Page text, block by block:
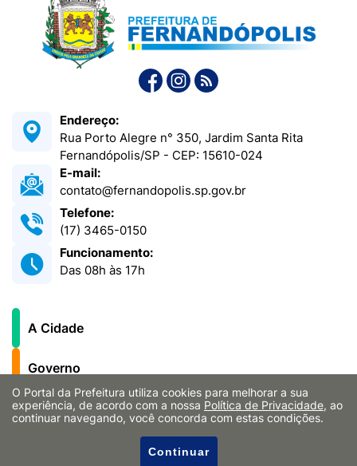
Endereço:
Rua Porto Alegre n° 350, Jardim Santa Rita
Fernandópolis/SP - CEP: 15610-024
E-mail:
contato@fernandopolis.sp.gov.br
Telefone:
(17) 3465-0150
Funcionamento:
Das 08h às 17h
A Cidade
Governo
Secretarias
O Portal da Prefeitura utiliza cookies para melhorar a sua
experiência, de acordo com a nossa Política de Privacidade, ao
continuar navegando, você concorda com estas condições.
Continuar